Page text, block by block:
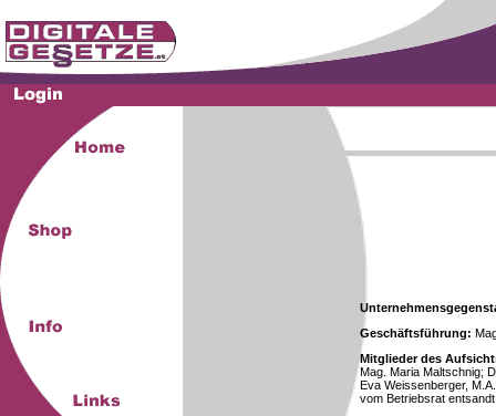
Geschäftsführung:
Mitglieder des
Mag. Maria Maltschnig;
Eva Weissenberger,
vom Betriebsrat